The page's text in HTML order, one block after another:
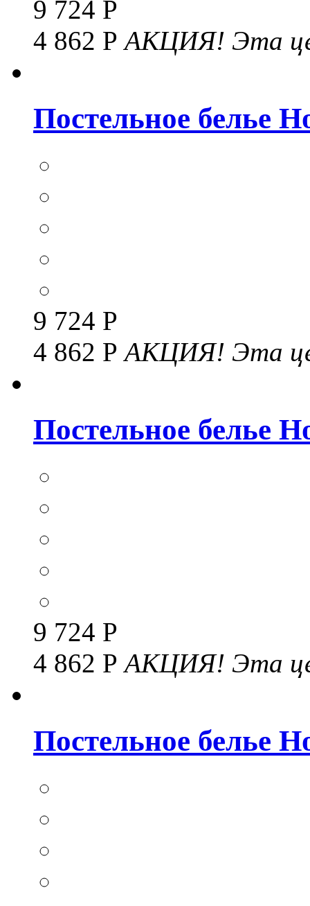
9 724 Р
4 862 РАКЦИЯ! Эта
Постельное белье
9 724 Р
4 862 РАКЦИЯ! Эта
Постельное белье
9 724 Р
4 862 РАКЦИЯ! Эта
Постельное белье